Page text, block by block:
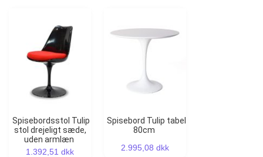
Spisebordsstol Tulip
stol drejeligt sæde,
uden armlæn
1.392,51 dkk
Spisebord Tulip tabel
80cm
2.995,08 dkk